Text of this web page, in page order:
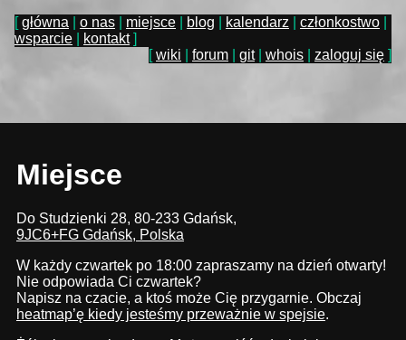
główna o nas miejsce blog kalendarz
członkostwo
wsparcie
kontakt
wiki
forum git whois zaloguj się
Miejsce
Do Studzienki 28, 80-233 Gdańsk,
9JC6+FG Gdańsk, Polska
W każdy czwartek po 18:00 zapraszamy na dzień otwarty!
Nie odpowiada Ci czwartek?
Napisz na czacie, a ktoś może Cię przygarnie. Obczaj
heatmap’ę kiedy jesteśmy przeważnie w spejsie.